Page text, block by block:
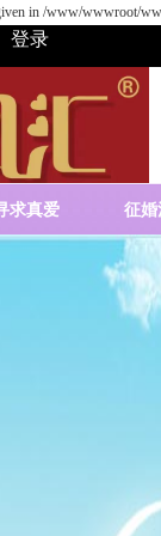
in /www/wwwroot/
登录
求真爱 征婚